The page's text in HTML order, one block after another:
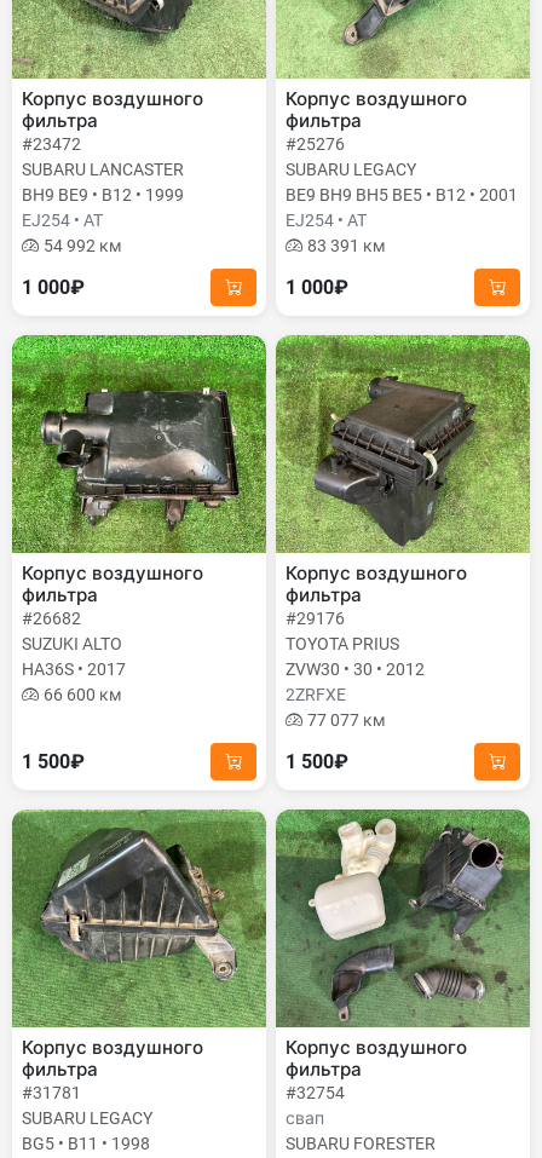
Корпус воздушного
фильтра
#23472
SUBARU LANCASTER
BH9 BE9 • B12 • 1999
EJ254 • AT
54 992 км
1 000₽
Корпус воздушного
фильтра
#25276
SUBARU LEGACY
BE9 BH9 BH5 BE5 • B12 • 2001
EJ254 • AT
83 391 км
1 000₽
Корпус воздушного
фильтра
#26682
SUZUKI ALTO
HA36S • 2017
66 600 км
1 500₽
Корпус воздушного
фильтра
#29176
TOYOTA PRIUS
ZVW30 • 30 • 2012
2ZRFXE
77 077 км
1 500₽
Корпус воздушного
фильтра
#31781
SUBARU LEGACY
BG5 • B11 • 1998
Корпус воздушного
фильтра
#32754
свап
SUBARU FORESTER